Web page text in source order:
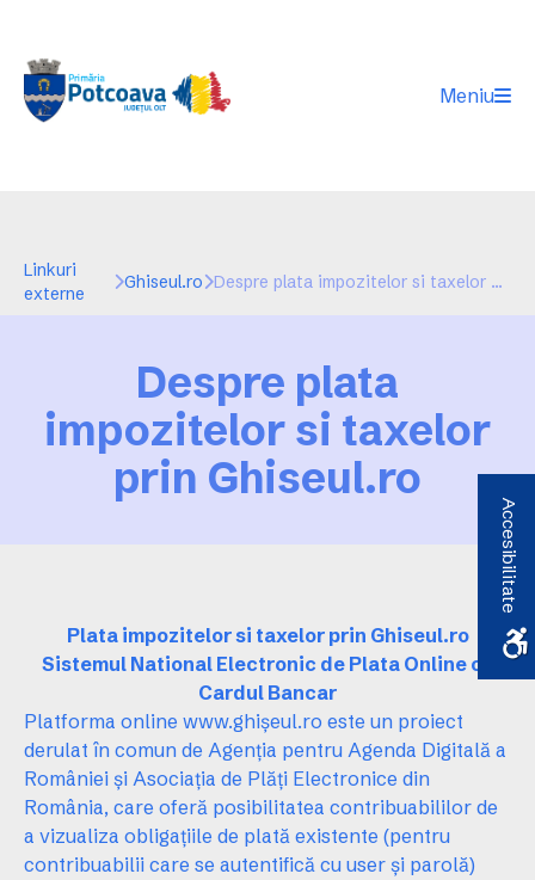
Meniu
Linkuri
externe
Ghiseul.ro Despre plata impozitelor si taxelor prin Ghiseul.ro
Despre plata
impozitelor si taxelor
prin Ghiseul.ro
Plata impozitelor si taxelor prin Ghiseul.ro
Sistemul National Electronic de Plata Online cu
Cardul Bancar
Platforma online www.ghișeul.ro este un proiect
derulat în comun de Agenția pentru Agenda Digitală a
României și Asociația de Plăți Electronice din
România, care oferă posibilitatea contribuabililor de
a vizualiza obligațiile de plată existente (pentru
contribuabilii care se autentifică cu user și parolă)
Accesibilitate